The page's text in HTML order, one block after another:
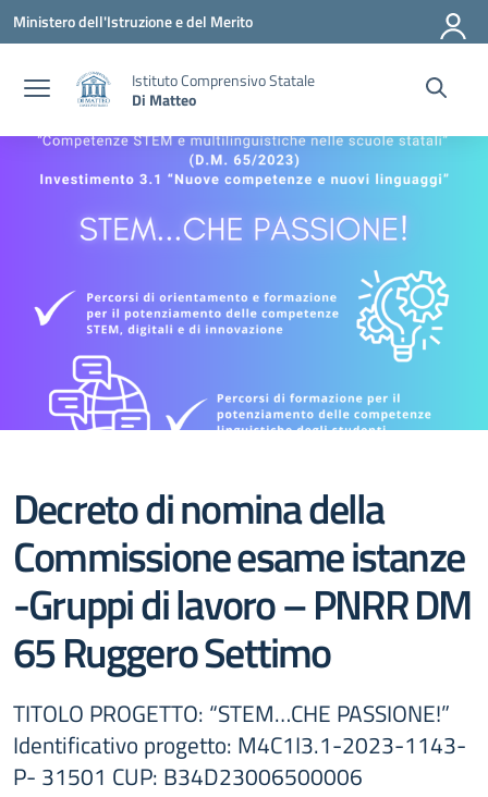
Vai ai contenuti
Vai al menu di navigazione
Vai al footer
Ministero dell'Istruzione e del Merito
Istituto Comprensivo Statale
Di Matteo
Decreto di nomina della
Commissione esame istanze
-Gruppi di lavoro – PNRR DM
65 Ruggero Settimo
TITOLO PROGETTO: “STEM…CHE PASSIONE!”
Identificativo progetto: M4C1I3.1-2023-1143-
P- 31501 CUP: B34D23006500006